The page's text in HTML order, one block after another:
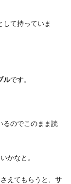
して持っていま
ルです。
るのでこのまま読
かなと。
えてもらうと、 サ